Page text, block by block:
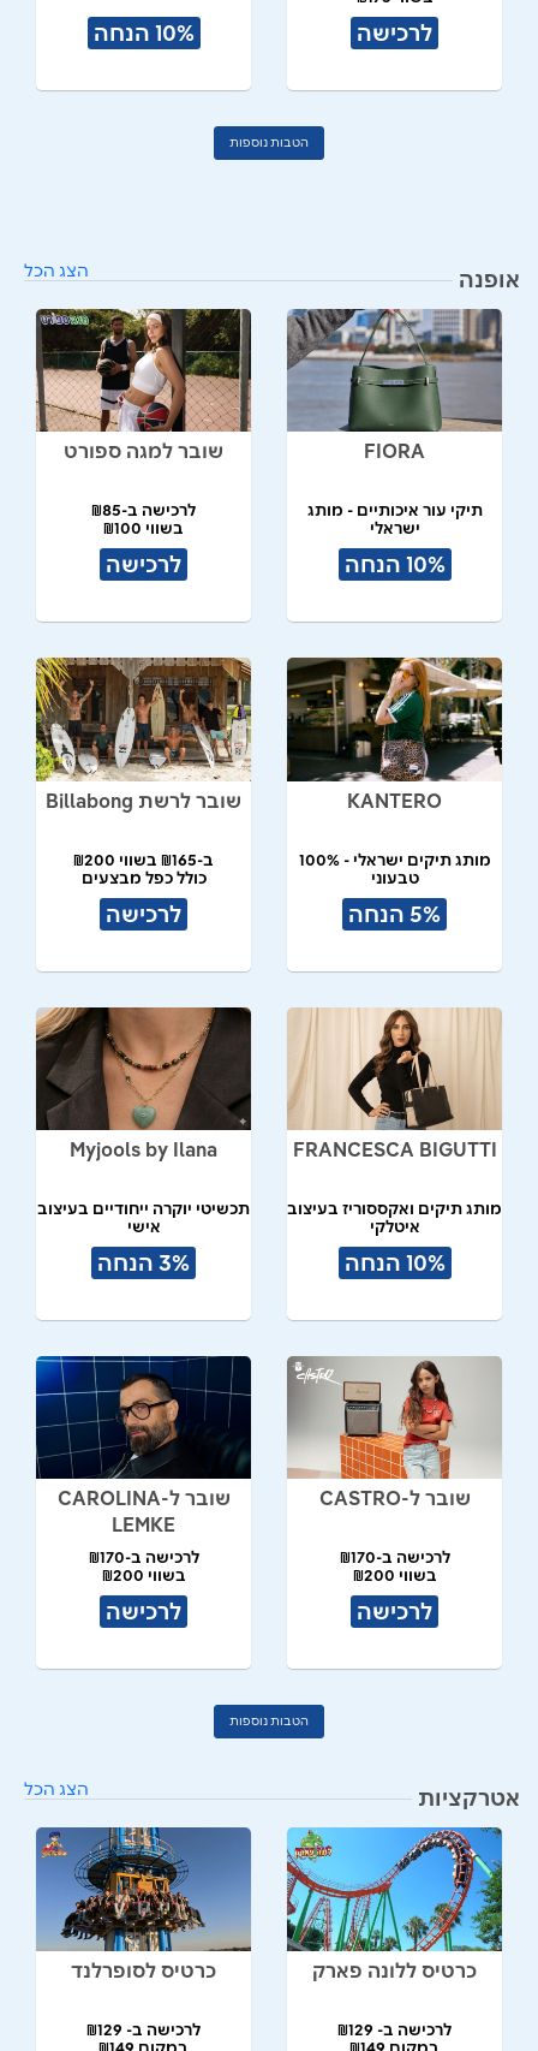
לרכישה 10% הנחה
הטבות נוספות
אופנה הצג הכל
FIORA
תיקי עור איכותיים - מותג
ישראלי
10% הנחה
שובר למגה ספורט
לרכישה ב-₪85
בשווי ₪100
לרכישה
KANTERO
מותג תיקים ישראלי - 100%
טבעוני
תל אביב
5% הנחה
שובר לרשת Billabong
ב-₪165 בשווי ₪200
כולל כפל מבצעים
לרכישה
FRANCESCA BIGUTTI
מותג תיקים ואקססוריז בעיצוב
איטלקי
10% הנחה
Myjools by Ilana
תכשיטי יוקרה ייחודיים בעיצוב
אישי
3% הנחה
שובר ל-CASTRO
לרכישה ב-₪170
בשווי ₪200
לרכישה
שובר ל-CAROLINA
LEMKE
לרכישה ב-₪170
בשווי ₪200
לרכישה
הטבות נוספות
אטרקציות הצג הכל
כרטיס ללונה פארק
לרכישה ב- ₪129
במקום ₪149
כרטיס לסופרלנד
לרכישה ב- ₪129
במקום ₪149